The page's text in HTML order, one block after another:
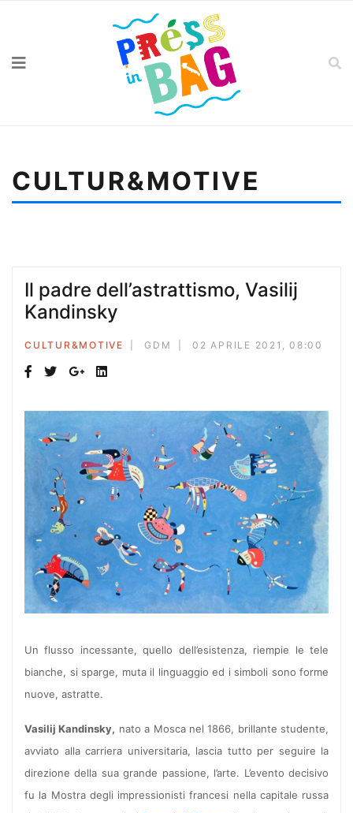
CULTUR&MOTIVE
Il padre dell’astrattismo, Vasilij
Kandinsky
CULTUR&MOTIVE GDM 02 APRILE 2021, 08:00
Un flusso incessante, quello dell’esistenza, riempie le tele
bianche, si sparge, muta il linguaggio ed i simboli sono forme
nuove, astratte.
Vasilij Kandinsky, nato a Mosca nel 1866, brillante studente,
avviato alla carriera universitaria, lascia tutto per seguire la
direzione della sua grande passione, l’arte. L’evento decisivo
fu la Mostra degli impressionisti francesi nella capitale russa